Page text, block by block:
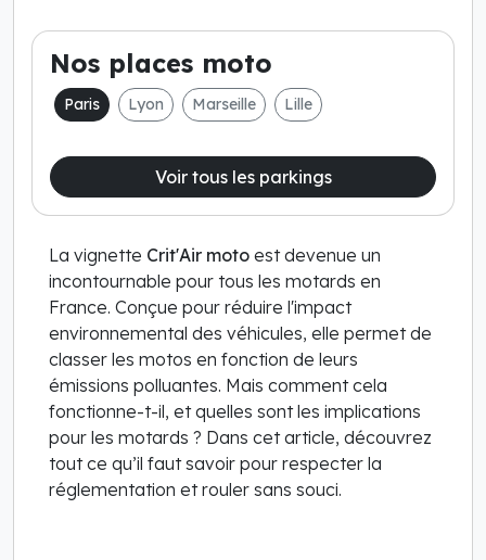
Nos places moto
Paris Lyon Marseille Lille
Voir tous les parkings
La vignette Crit'Air moto est devenue un
incontournable pour tous les motards en
France. Conçue pour réduire l'impact
environnemental des véhicules, elle permet de
classer les motos en fonction de leurs
émissions polluantes. Mais comment cela
fonctionne-t-il, et quelles sont les implications
pour les motards ? Dans cet article, découvrez
tout ce qu’il faut savoir pour respecter la
réglementation et rouler sans souci.